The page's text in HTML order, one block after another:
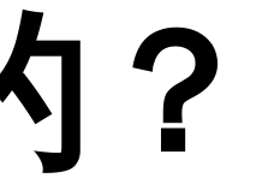
？